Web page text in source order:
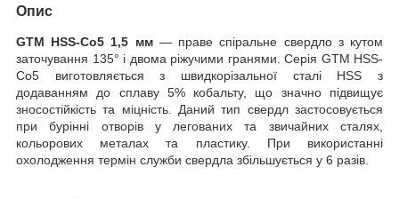
Опис
GTM HSS-Co5 1,5 мм— праве спіральне свердло з кутом
заточування 135° і двома ріжучими гранями. Серія GTM HSS-
Co5 виготовляється з швидкорізальної сталі HSS з
додаванням до сплаву 5% кобальту, що значно підвищує
зносостійкість та міцність. Даний тип свердл застосовується
при бурінні отворів у легованих та звичайних сталях,
кольорових металах та пластику. При використанні
охолодження термін служби свердла збільшується у 6 разів.